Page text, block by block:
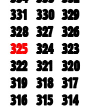
331 330 329
328 327 326
325 324 323
322 321 320
319 318 317
316 315 314